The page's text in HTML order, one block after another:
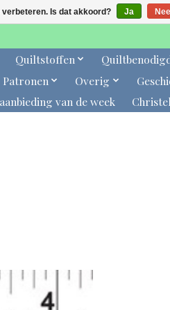
Quiltstoffen
Patronen Overig
van de week
Is dat akkoord? Ja Nee